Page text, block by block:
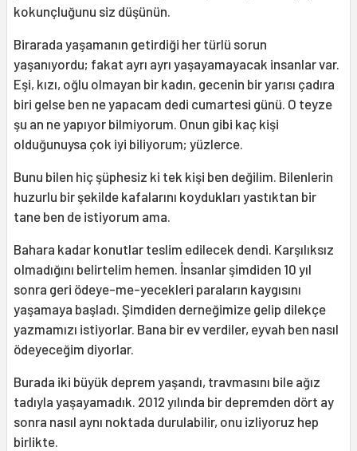
kokunçluğunu siz düşünün.
Birarada yaşamanın getirdiği her türlü sorun
yaşanıyordu; fakat ayrı ayrı yaşayamayacak insanlar var.
Eşi, kızı, oğlu olmayan bir kadın, gecenin bir yarısı çadıra
biri gelse ben ne yapacam dedi cumartesi günü. O teyze
şu an ne yapıyor bilmiyorum. Onun gibi kaç kişi
olduğunuysa çok iyi biliyorum; yüzlerce.
Bunu bilen hiç şüphesiz ki tek kişi ben değilim. Bilenlerin
huzurlu bir şekilde kafalarını koydukları yastıktan bir
tane ben de istiyorum ama.
Bahara kadar konutlar teslim edilecek dendi. Karşılıksız
olmadığını belirtelim hemen. İnsanlar şimdiden 10 yıl
sonra geri ödeye-me-yecekleri paraların kaygısını
yaşamaya başladı. Şimdiden derneğimize gelip dilekçe
yazmamızı istiyorlar. Bana bir ev verdiler, eyvah ben nasıl
ödeyeceğim diyorlar.
Burada iki büyük deprem yaşandı, travmasını bile ağız
tadıyla yaşayamadık. 2012 yılında bir depremden dört ay
sonra nasıl aynı noktada durulabilir, onu izliyoruz hep
birlikte.